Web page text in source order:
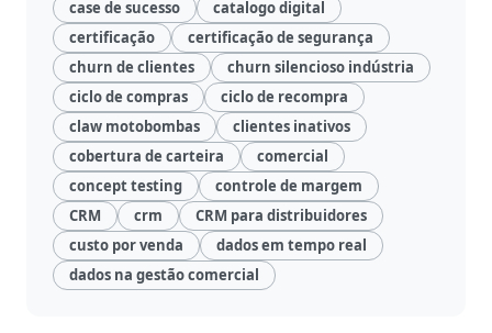
case de sucesso
catalogo digital
certificação
certificação de segurança
churn de clientes
churn silencioso indústria
ciclo de compras
ciclo de recompra
claw motobombas
clientes inativos
cobertura de carteira
comercial
concept testing
controle de margem
CRM
crm
CRM para distribuidores
custo por venda
dados em tempo real
dados na gestão comercial